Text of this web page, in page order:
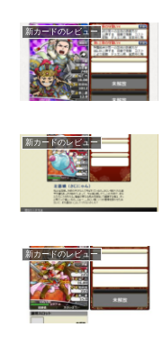
新カードのレビュー
新カードのレビュー
新カードのレビュー